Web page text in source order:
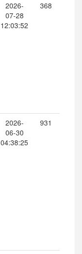
2026-
07-28
12:03:52
368
2026-
06-30
04:38:25
931